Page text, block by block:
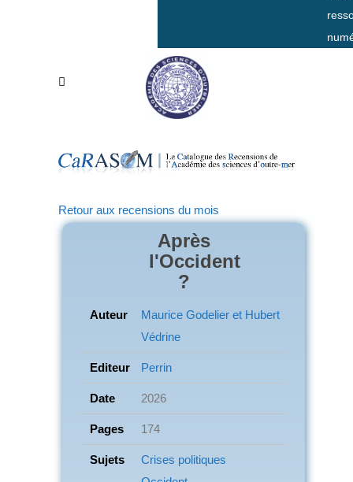
Retour aux recensions du mois
Après
l'Occident
?
Auteur
Maurice Godelier et Hubert
Védrine
Editeur Perrin
Date 2026
Pages 174
Sujets
Crises politiques